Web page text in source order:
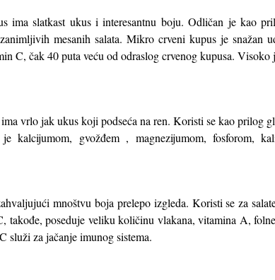
ima slatkast ukus i interesantnu boju. Odličan je kao
mesanih salata. Mikro crveni kupus je snažan
C, čak 40 puta veću od odraslog crvenog kupusa.
vrlo jak ukus koji podseća na ren. Koristi se kao prilog
je kalcijumom, gvožđem , magnezijumom, fosforom,
mnoštvu boja prelepo izgleda. Koristi se za
takođe, poseduje veliku količinu vlakana, vitamina A,
služi za jačanje imunog sistema.